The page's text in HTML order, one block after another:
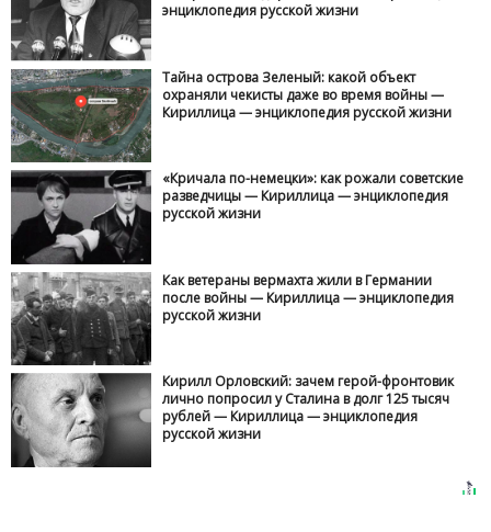
энциклопедия русской жизни
Тайна острова Зеленый: какой объект
охраняли чекисты даже во время войны —
Кириллица — энциклопедия русской жизни
«Кричала по-немецки»: как рожали советские
разведчицы — Кириллица — энциклопедия
русской жизни
Как ветераны вермахта жили в Германии
после войны — Кириллица — энциклопедия
русской жизни
Кирилл Орловский: зачем герой-фронтовик
лично попросил у Сталина в долг 125 тысяч
рублей — Кириллица — энциклопедия
русской жизни